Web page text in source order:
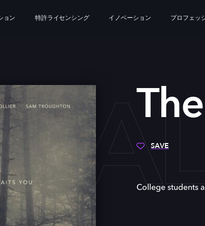
ョン 特許ライセンシング イノベーション プロフェッ
SAVE
College students